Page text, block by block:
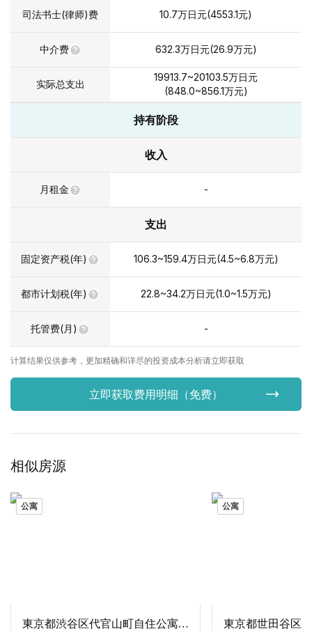
司法书士(律师)费 10.7万日元(4553.1元)
中介费 632.3万日元(26.9万元)
实际总支出
19913.7~20103.5万日元
(848.0~856.1万元)
持有阶段
收入
月租金 -
支出
固定资产税(年) 106.3~159.4万日元(4.5~6.8万元)
都市计划税(年) 22.8~34.2万日元(1.0~1.5万元)
托管费(月) -
计算结果仅供参考，更加精确和详尽的投资成本分析请立即获取
立即获取费用明细（免费）
相似房源
公寓
東京都渋谷区代官山町自住公寓2居室
公寓